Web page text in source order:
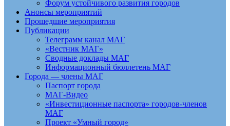
Форум устойчивого развития городов
Анонсы мероприятий
Прошедшие мероприятия
Публикации
Телеграмм канал МАГ
«Вестник МАГ»
Сводные доклады МАГ
Информационный бюллетень МАГ
Города — члены МАГ
Паспорт города
МАГ-Видео
«Инвестиционные паспорта» городов-членов
МАГ
Проект «Умный город»